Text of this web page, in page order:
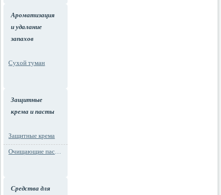
Ароматизация
и удалание
запахов
Сухой туман
Защитные
крема и пасты
Защитные крема
Очищающие пасты для рук
Средства для